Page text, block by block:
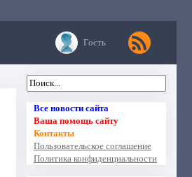
Гость
Все новости сайта
Ваша помощь сайту
Контакты
Пользовательское соглашение
Политика конфиденциальности